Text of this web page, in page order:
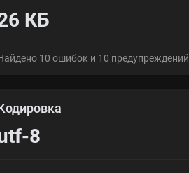
КБ
10 ошибок и 10 предупреждений
8